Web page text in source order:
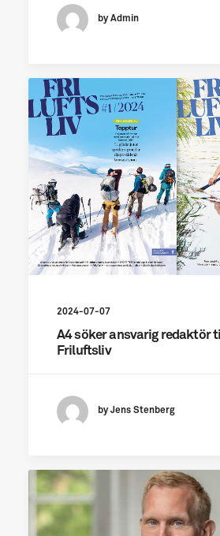
by Admin
2024-07-07
A4 söker ansvarig redaktör
Friluftsliv
by Jens Stenberg